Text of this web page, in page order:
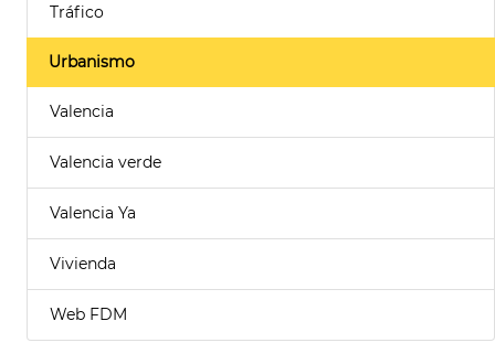
Tráfico
Urbanismo
Valencia
Valencia verde
Valencia Ya
Vivienda
Web FDM